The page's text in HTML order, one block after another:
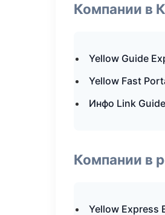
Компании в
Yellow Guide
Yellow Fast
Инфо Link
Компании в
Yellow Express